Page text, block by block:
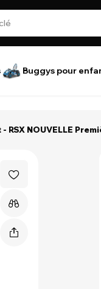
Buggys pour
RSX NOUVELLE